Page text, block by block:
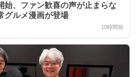
始、ファン歓喜の声が止まらな
グルメ漫画が登場
10時間前